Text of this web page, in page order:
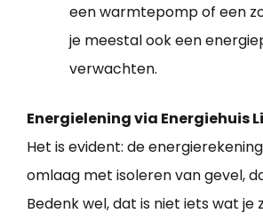
een warmtepomp of een
je meestal ook een
verwachten.
Energielening via Energiehuis
Het is evident: de
omlaag met isoleren van gevel,
Bedenk wel, dat is niet iets wat je